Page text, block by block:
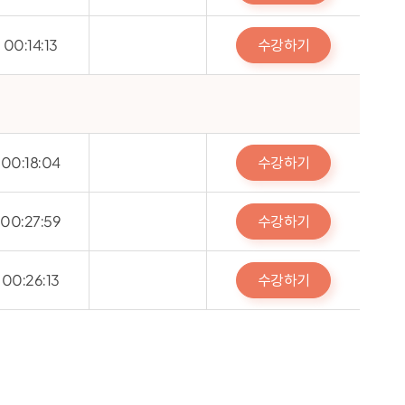
00:14:13 수강하기
00:18:04 수강하기
00:27:59 수강하기
00:26:13 수강하기